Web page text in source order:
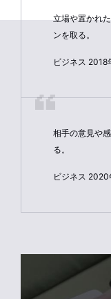
立場や置かれ
ンを取る。
ビジネス 2018
相手の意見や
る。
ビジネス 2020